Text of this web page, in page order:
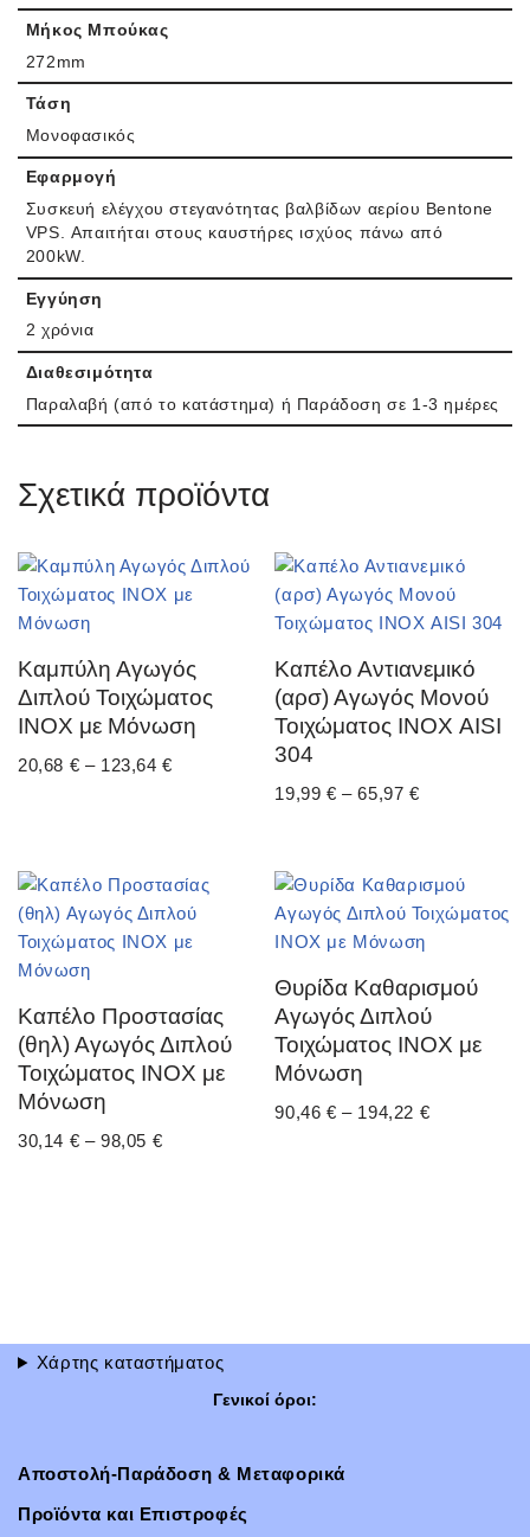
Μήκος Μπούκας
272mm
Τάση
Μονοφασικός
Εφαρμογή
Συσκευή ελέγχου στεγανότητας βαλβίδων αερίου Bentone
VPS. Απαιτήται στους καυστήρες ισχύος πάνω από
200kW.
Εγγύηση
2 χρόνια
Διαθεσιμότητα
Παραλαβή (από το κατάστημα) ή Παράδοση σε 1-3 ημέρες
Σχετικά προϊόντα
Καμπύλη Αγωγός
Διπλού Τοιχώματος
ΙΝΟΧ με Μόνωση
20,68 € – 123,64€
Καπέλο Αντιανεμικό
(αρσ) Αγωγός Μονού
Τοιχώματος ΙΝΟΧ AISI
304
19,99 € – 65,97€
Καπέλο Προστασίας
(θηλ) Αγωγός Διπλού
Τοιχώματος ΙΝΟΧ με
Μόνωση
30,14 € – 98,05 €
Θυρίδα Καθαρισμού
Αγωγός Διπλού
Τοιχώματος ΙΝΟΧ με
Μόνωση
90,46 € – 194,22 €
Χάρτης καταστήματος
Γενικοί όροι:
Αποστολή-Παράδοση & Μεταφορικά
Προϊόντα και Επιστροφές